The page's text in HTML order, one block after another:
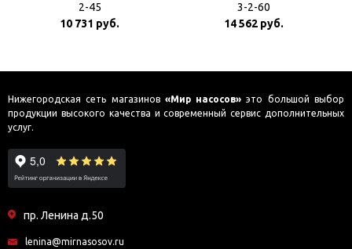
2-45
10 731 руб.
3-2-60
14 562 руб.
Нижегородская сеть магазинов «Мир насосов» это большой выбор
продукции высокого качества и современный сервис дополнительных
услуг.
пр. Ленина д.50
lenina@mirnasosov.ru